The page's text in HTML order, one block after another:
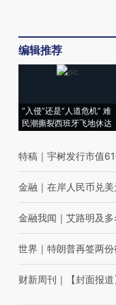
编辑推荐
“入侵”还是“人道危机” 难
民潮撕裂西班牙飞地休达
特稿 ｜ 宇树发行市值
金融 ｜ 在岸人民币兑
金融我闻 ｜ 艾路明及
世界 ｜ 特朗普再签两
财新周刊 ｜ 【封面报